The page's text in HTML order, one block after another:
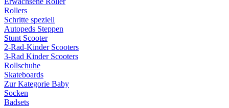
Rollers
Schritte speziell
Autopeds Steppen
Stunt Scooter
2-Rad-Kinder Scooters
3-Rad Kinder Scooters
Rollschuhe
Skateboards
Zur Kategorie Baby
Socken
Badsets